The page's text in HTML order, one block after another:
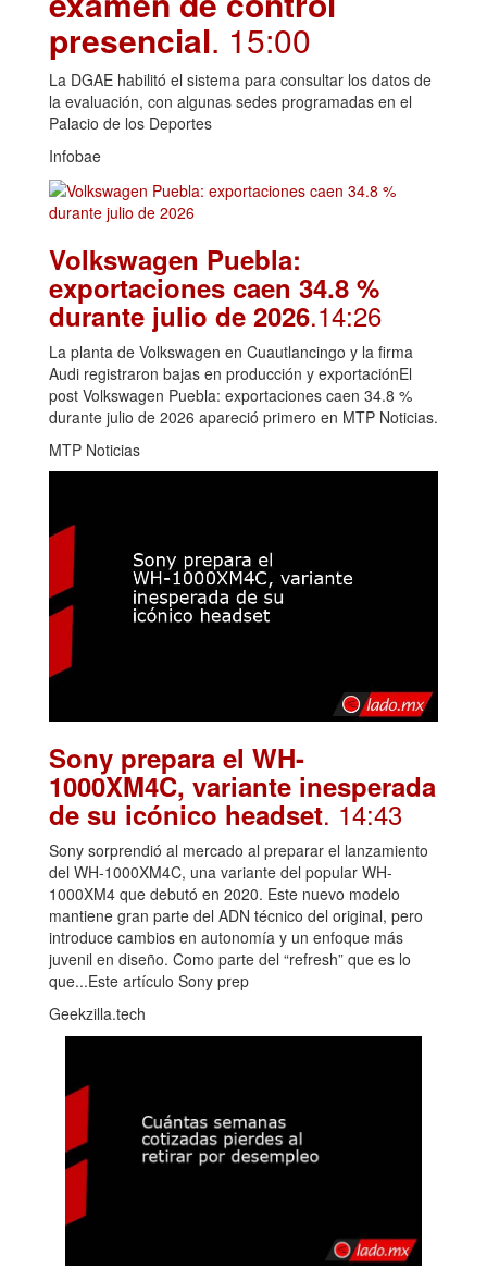
presencial. 15:00
La DGAE habilitó el sistema para consultar los datos de
la evaluación, con algunas sedes programadas en el
Palacio de los Deportes
Infobae
Volkswagen Puebla:
exportaciones caen 34.8 %
durante julio de 2026.14:26
La planta de Volkswagen en Cuautlancingo y la firma
Audi registraron bajas en producción y exportaciónEl
post Volkswagen Puebla: exportaciones caen 34.8 %
durante julio de 2026 apareció primero en MTP Noticias.
MTP Noticias
Sony prepara el WH-
1000XM4C, variante inesperada
de su icónico headset. 14:43
Sony sorprendió al mercado al preparar el lanzamiento
del WH-1000XM4C, una variante del popular WH-
1000XM4 que debutó en 2020. Este nuevo modelo
mantiene gran parte del ADN técnico del original, pero
introduce cambios en autonomía y un enfoque más
juvenil en diseño. Como parte del “refresh” que es lo
que...Este artículo Sony prep
Geekzilla.tech